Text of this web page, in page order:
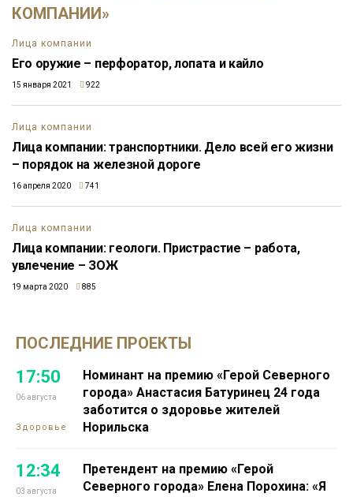
КОМПАНИИ»
Лица компании
Его оружие – перфоратор, лопата и кайло
15 января 2021 922
Лица компании
Лица компании: транспортники. Дело всей его жизни
– порядок на железной дороге
16 апреля 2020 741
Лица компании
Лица компании: геологи. Пристрастие – работа,
увлечение – ЗОЖ
19 марта 2020 885
ПОСЛЕДНИЕ ПРОЕКТЫ
17:50
06 августа
Здоровье
Номинант на премию «Герой Северного
города» Анастасия Батуринец 24 года
заботится о здоровье жителей
Норильска
12:34
03 августа
Претендент на премию «Герой
Северного города» Елена Порохина: «Я